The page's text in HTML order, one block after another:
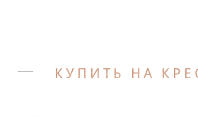
КУПИТЬ НА